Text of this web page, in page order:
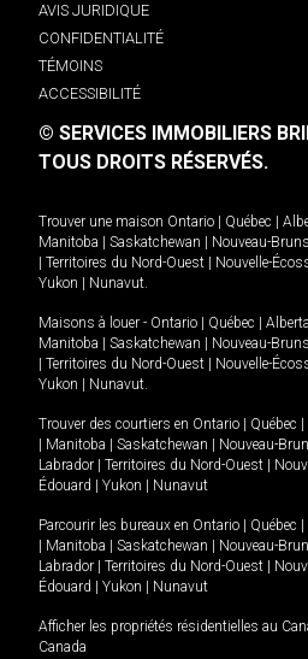
AVIS JURIDIQUE
CONFIDENTIALITÉ
TÉMOINS
ACCESSIBILITÉ
© SERVICES IMMOBILIERS
TOUS DROITS RÉSERVÉS.
Trouver une maison Ontario Québec
Manitoba
Saskatchewan Nouveau-
Territoires du Nord-Ouest Nouvelle-
Yukon
Nunavut.
Maisons à louer - Ontario Québec Alberta
Manitoba
Saskatchewan Nouveau-
Territoires du Nord-Ouest Nouvelle-
Yukon
Nunavut.
Trouver des courtiers en Ontario Québec
Manitoba Saskatchewan Nouveau-
Labrador
Territoires du Nord-Ouest
Édouard
Yukon Nunavut
Parcourir les bureaux en Ontario Québec
Manitoba Saskatchewan Nouveau-
Labrador
Territoires du Nord-Ouest
Édouard
Yukon Nunavut
Afficher les propriétés résidentielles au
Canada